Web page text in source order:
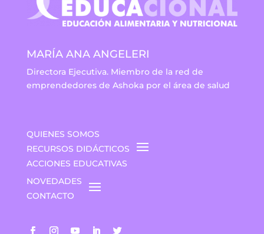
MARÍA ANA ANGELERI
Directora Ejecutiva. Miembro de la red de
emprendedores de Ashoka por el área de salud
QUIENES SOMOS
RECURSOS DIDÁCTICOS
ACCIONES EDUCATIVAS
NOVEDADES
CONTACTO